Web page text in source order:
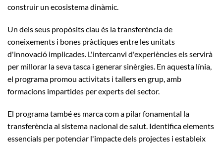
construir un ecosistema dinàmic.
Un dels seus propòsits clau és la transferència de
coneixements i bones pràctiques entre les unitats
d'innovació implicades. L'intercanvi d'experiències els servirà
per millorar la seva tasca i generar sinèrgies. En aquesta línia,
el programa promou activitats i tallers en grup, amb
formacions impartides per experts del sector.
El programa també es marca com a pilar fonamental la
transferència al sistema nacional de salut. Identifica elements
essencials per potenciar l'impacte dels projectes i estableix